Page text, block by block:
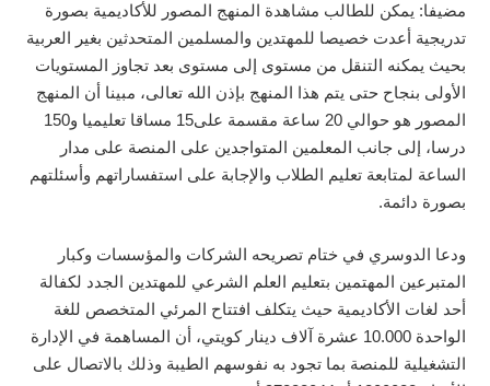
مضيفا: يمكن للطالب مشاهدة المنهج المصور للأكاديمية بصورة
تدريجية أعدت خصيصا للمهتدين والمسلمين المتحدثين بغير العربية
بحيث يمكنه التنقل من مستوى إلى مستوى بعد تجاوز المستويات
الأولى بنجاح حتى يتم هذا المنهج بإذن الله تعالى، مبينا أن المنهج
المصور هو حوالي 20 ساعة مقسمة على15 مساقا تعليميا و150
درسا، إلى جانب المعلمين المتواجدين على المنصة على مدار
الساعة لمتابعة تعليم الطلاب والإجابة على استفساراتهم وأسئلتهم
بصورة دائمة.
ودعا الدوسري في ختام تصريحه الشركات والمؤسسات وكبار
المتبرعين المهتمين بتعليم العلم الشرعي للمهتدين الجدد لكفالة
أحد لغات الأكاديمية حيث يتكلف افتتاح المرئي المتخصص للغة
الواحدة 10.000 عشرة آلاف دينار كويتي، أن المساهمة في الإدارة
التشغيلية للمنصة بما تجود به نفوسهم الطيبة وذلك بالاتصال على